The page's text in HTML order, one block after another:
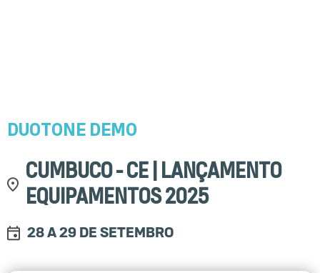
DUOTONE DEMO
CUMBUCO - CE | LANÇAMENTO
EQUIPAMENTOS 2025
28 A 29 DE SETEMBRO